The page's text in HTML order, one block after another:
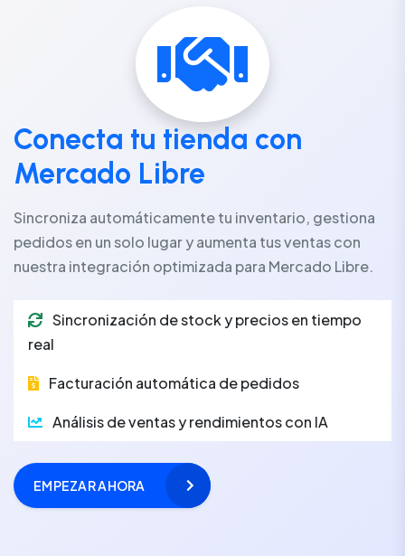
Conecta tu tienda con
Mercado Libre
Sincroniza automáticamente tu inventario, gestiona
pedidos en un solo lugar y aumenta tus ventas con
nuestra integración optimizada para Mercado Libre.
Sincronización de stock y precios en tiempo
real
Facturación automática de pedidos
Análisis de ventas y rendimientos con IA
EMPEZAR AHORA